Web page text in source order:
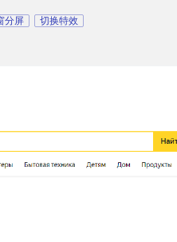
分屏 切换特效